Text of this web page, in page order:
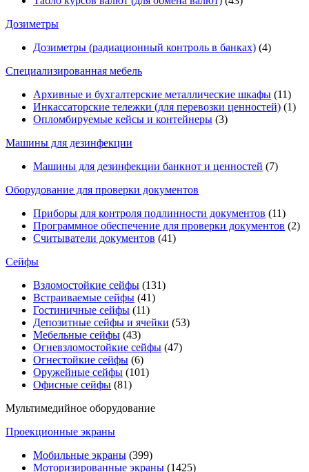
Дозиметры
Дозиметры (радиационный контроль в банках) (4)
Специализированная мебель
Архивные и бухгалтерские металлические шкафы (11)
Инкассаторские тележки (для перевозки ценностей) (1)
Опломбируемые кейсы и контейнеры (3)
Машины для дезинфекции
Машины для дезинфекции банкнот и ценностей (7)
Оборудование для проверки документов
Приборы для контроля подлинности документов (11)
Программное обеспечение для проверки документов (2)
Считыватели документов (41)
Сейфы
Взломостойкие сейфы (131)
Встраиваемые сейфы (41)
Гостиничные сейфы (11)
Депозитные сейфы и ячейки (53)
Мебельные сейфы (43)
Огневзломостойкие сейфы (47)
Огнестойкие сейфы (6)
Оружейные сейфы (101)
Офисные сейфы (81)
Мультимедийное оборудование
Проекционные экраны
Мобильные экраны (399)
Моторизированные экраны (1425)